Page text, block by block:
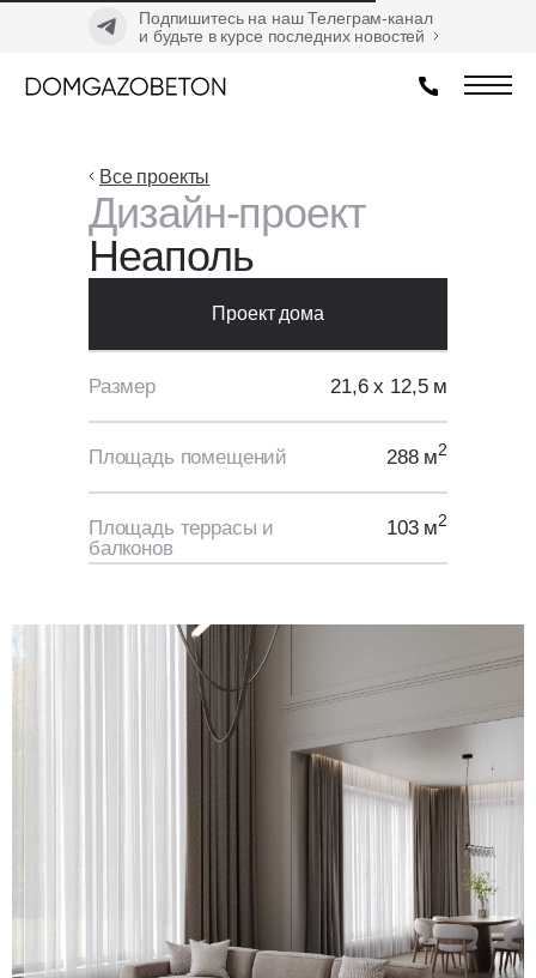
Подпишитесь на наш Телеграм-канал
и будьте в курсе последних новостей
Все проекты
Дизайн-проект
Неаполь
Проект дома
Размер 21,6 х 12,5 м
Площадь помещений 288 м2
Площадь террасы и
балконов
103 м2